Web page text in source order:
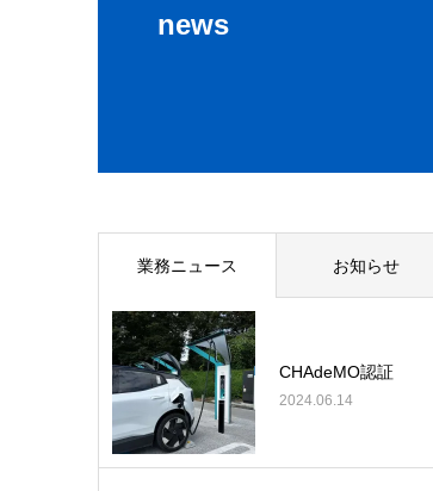
news
業務ニュース お知らせ
CHAdeMO認証
2024.06.14